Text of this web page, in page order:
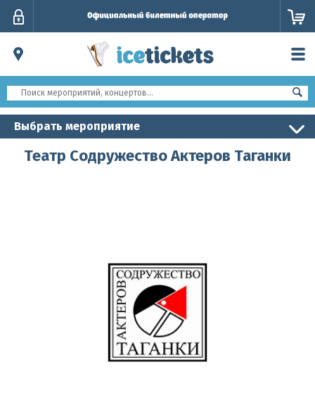
Выбрать мероприятие
Театр Содружество Актеров Таганки